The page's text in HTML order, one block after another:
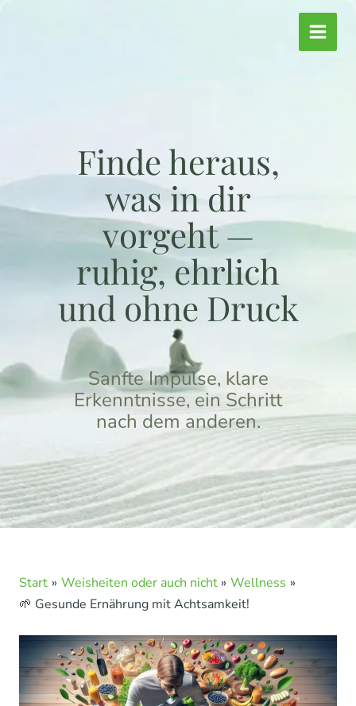
Finde heraus,
was in dir
vorgeht —
ruhig, ehrlich
und ohne Druck
Sanfte Impulse, klare
Erkenntnisse, ein Schritt
nach dem anderen.
Start Weisheiten oder auch nicht
Wellness
🌱 Gesunde Ernährung mit Achtsamkeit!